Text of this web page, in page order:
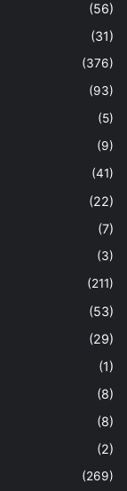
(56)
(31)
(376)
(93)
(5)
(9)
(41)
(22)
(7)
(3)
(211)
(53)
(29)
(1)
(8)
(8)
(2)
(269)